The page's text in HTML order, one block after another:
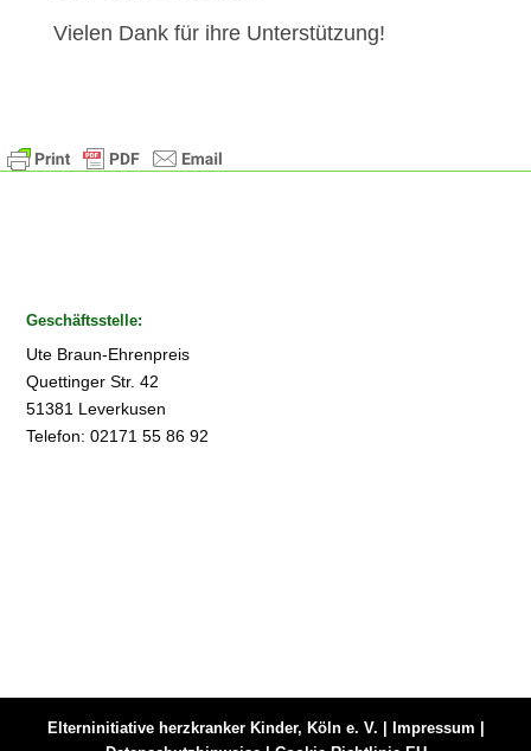
Vielen Dank für ihre Unterstützung!
Geschäftsstelle:
Ute Braun-Ehrenpreis
Quettinger Str. 42
51381 Leverkusen
Telefon: 02171 55 86 92
Elterninitiative herzkranker Kinder, Köln e. V. | Impressum |